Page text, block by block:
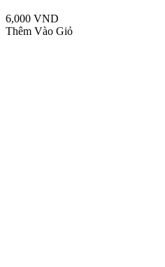
6,000 VND
Thêm Vào Giỏ